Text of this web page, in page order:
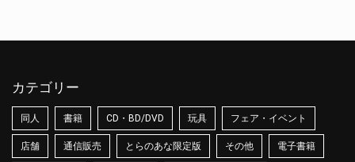
カテゴリー
同人 書籍 CD・BD/DVD 玩具 フェア・イベント
店舗 通信販売 とらのあな限定版 その他 電子書籍